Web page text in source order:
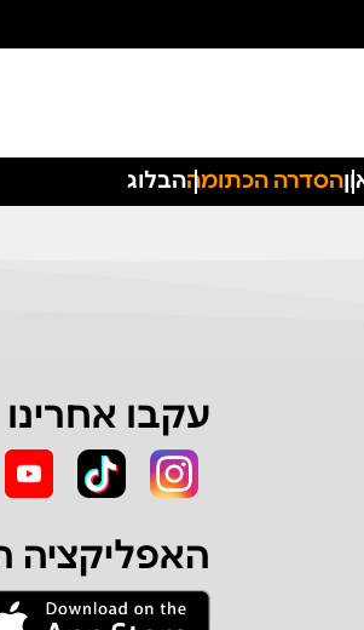
הסדרה הכתומההבלוג
עקבו אחרינו
האפליקציה